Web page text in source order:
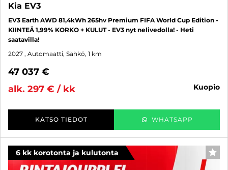
Kia EV3
EV3 Earth AWD 81,4kWh 265hv Premium FIFA World Cup Edition -
KIINTEÄ 1,99% KORKO + KULUT - EV3 nyt nelivedolla! - Heti
saatavilla!
2027 , Automaatti, Sähkö, 1 km
47 037 €
alk. 297 € / kk
kuopio
KATSO TIEDOT WHATSAPP
6 kk korotonta ja kulutonta